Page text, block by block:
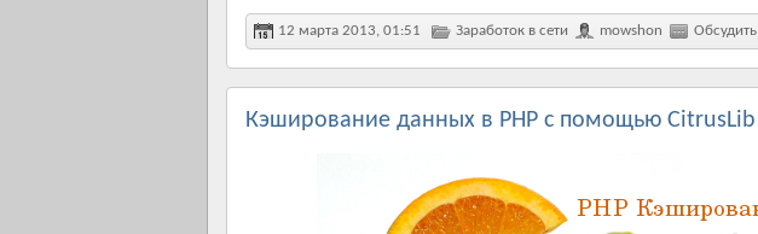
12 марта 2013, 01:51 Заработок в сети mowshon Обсудить
Кэширование данных в PHP с помощью CitrusLib